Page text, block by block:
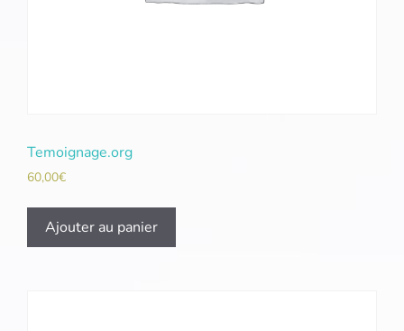
Temoignage.org
60,00€
Ajouter au panier